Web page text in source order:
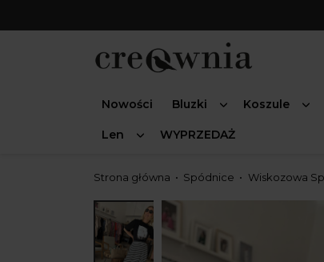
Nowości Bluzki Koszule
Len WYPRZEDAŻ
Strona główna Spódnice Wiskozowa